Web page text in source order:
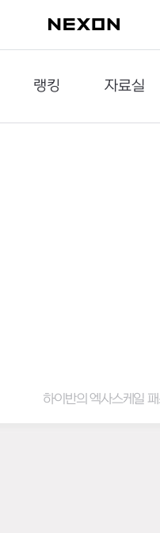
랭킹
던전랭킹
자료실
다운로드
하이반의 엑사스케일